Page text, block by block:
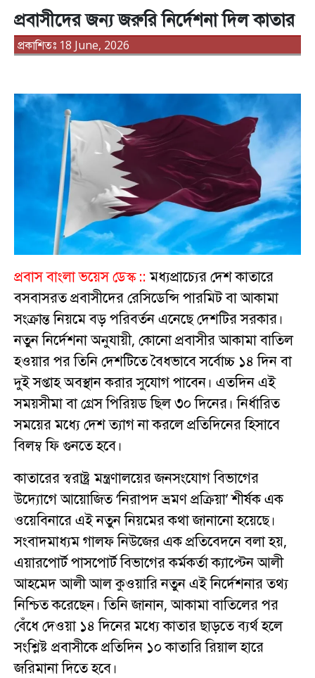
প্রবাসীদের জন্য জরুরি নির্দেশনা দিল কাতার
প্রকাশিতঃ 18 June, 2026
প্রবাস বাংলা ভয়েস ডেস্ক :: মধ্যপ্রাচ্যের দেশ কাতারে
বসবাসরত প্রবাসীদের রেসিডেন্সি পারমিট বা আকামা
সংক্রান্ত নিয়মে বড় পরিবর্তন এনেছে দেশটির সরকার।
নতুন নির্দেশনা অনুযায়ী, কোনো প্রবাসীর আকামা বাতিল
হওয়ার পর তিনি দেশটিতে বৈধভাবে সর্বোচ্চ ১৪ দিন বা
দুই সপ্তাহ অবস্থান করার সুযোগ পাবেন। এতদিন এই
সময়সীমা বা গ্রেস পিরিয়ড ছিল ৩০ দিনের। নির্ধারিত
সময়ের মধ্যে দেশ ত্যাগ না করলে প্রতিদিনের হিসাবে
বিলম্ব ফি গুনতে হবে।
কাতারের স্বরাষ্ট্র মন্ত্রণালয়ের জনসংযোগ বিভাগের
উদ্যোগে আয়োজিত ‘নিরাপদ ভ্রমণ প্রক্রিয়া’ শীর্ষক এক
ওয়েবিনারে এই নতুন নিয়মের কথা জানানো হয়েছে।
সংবাদমাধ্যম গালফ নিউজের এক প্রতিবেদনে বলা হয়,
এয়ারপোর্ট পাসপোর্ট বিভাগের কর্মকর্তা ক্যাপ্টেন আলী
আহমেদ আলী আল কুওয়ারি নতুন এই নির্দেশনার তথ্য
নিশ্চিত করেছেন। তিনি জানান, আকামা বাতিলের পর
বেঁধে দেওয়া ১৪ দিনের মধ্যে কাতার ছাড়তে ব্যর্থ হলে
সংশ্লিষ্ট প্রবাসীকে প্রতিদিন ১০ কাতারি রিয়াল হারে
জরিমানা দিতে হবে।